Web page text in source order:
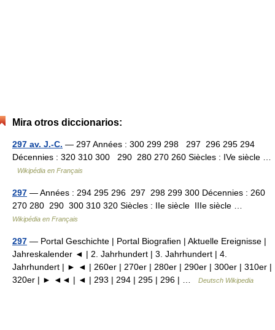
Mira otros diccionarios:
297 av. J.-C. — 297 Années : 300 299 298 297 296 295 294
Décennies : 320 310 300 290 280 270 260 Siècles : IVe siècle …
Wikipédia en Français
297 — Années : 294 295 296 297 298 299 300 Décennies : 260
270 280 290 300 310 320 Siècles : IIe siècle IIIe siècle …
Wikipédia en Français
297 — Portal Geschichte | Portal Biografien | Aktuelle Ereignisse |
Jahreskalender ◄ | 2. Jahrhundert | 3. Jahrhundert | 4.
Jahrhundert | ► ◄ | 260er | 270er | 280er | 290er | 300er | 310er |
320er | ► ◄◄ | ◄ | 293 | 294 | 295 | 296 | …
Deutsch Wikipedia